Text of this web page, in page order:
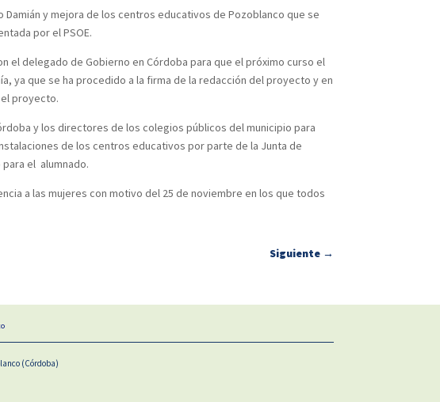
y mejora de los centros educativos de Pozoblanco que se
por el PSOE.
el delegado de Gobierno en Córdoba para que el próximo curso el
ya que se ha procedido a la firma de la redacción del proyecto y en
proyecto.
y los directores de los colegios públicos del municipio para
de los centros educativos por parte de la Junta de
el alumnado.
a las mujeres con motivo del 25 de noviembre en los que todos
Siguiente→
(Córdoba)